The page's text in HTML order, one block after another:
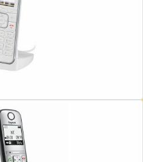
schnurlos weiß